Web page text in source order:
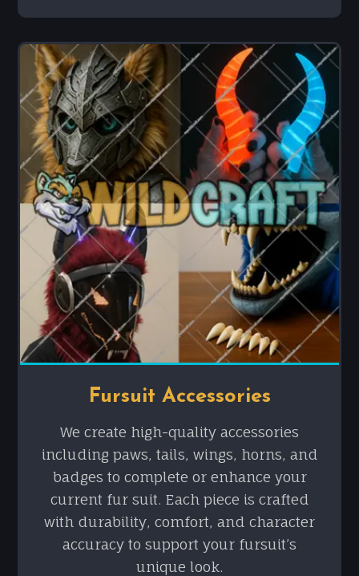
Fursuit Accessories
We create high-quality accessories
including paws, tails, wings, horns, and
badges to complete or enhance your
current fur suit. Each piece is crafted
with durability, comfort, and character
accuracy to support your fursuit’s
unique look.